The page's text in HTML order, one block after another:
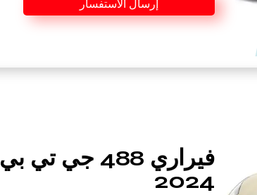
إرسال الاستفسار
فيراري 488 جي تي بي
2024